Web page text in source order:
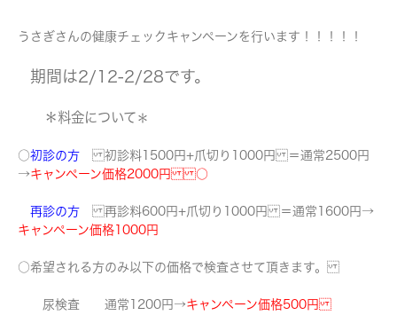
うさぎさんの健康チェックキャンペーンを行います！！！！！
期間は2/12-2/28です。
＊料金について ＊
○初診の方 初診料1500円+爪切り1000円 ＝通常2500円
→キャンペーン価格2000円 ○
再診の方 再診料600円+爪切り1000円 ＝通常1600円→
キャンペーン価格1000円
○希望される方のみ以下の価格で検査させて頂きます。
尿検査 通常1200円→キャンペーン価格500円